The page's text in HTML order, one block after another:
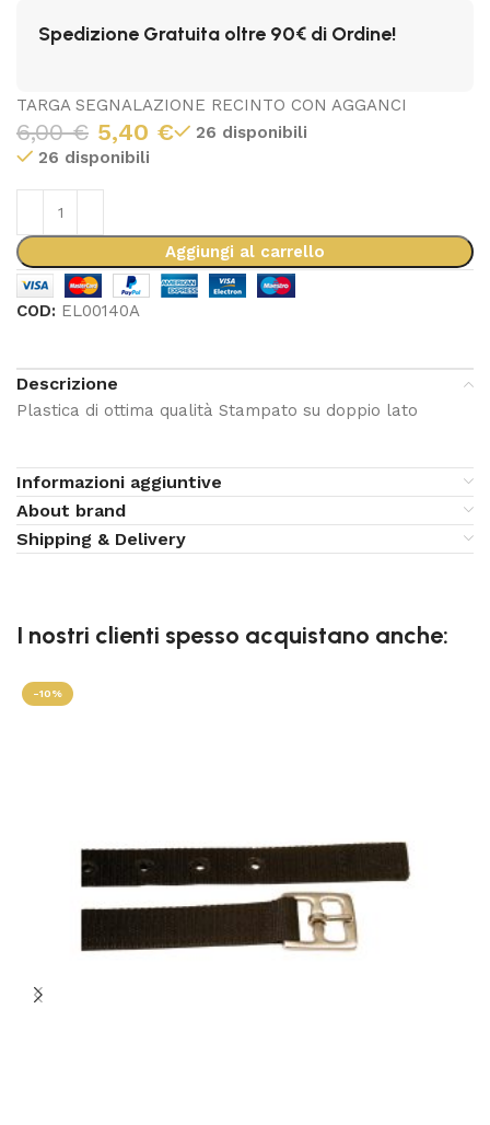
Spedizione Gratuita oltre 90€ di Ordine!
TARGA SEGNALAZIONE RECINTO CON AGGANCI
6,00€ 5,40 €
26 disponibili
26 disponibili
Aggiungi al carrello
COD: EL00140A
Descrizione
Plastica di ottima qualità Stampato su doppio lato
Informazioni aggiuntive
About brand
Shipping & Delivery
I nostri clienti spesso acquistano anche:
-10%